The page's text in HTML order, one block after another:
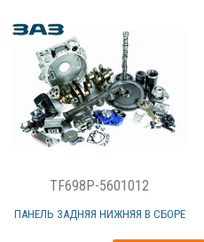
TF698P-5601012
ПАНЕЛЬ ЗАДНЯЯ НИЖНЯЯ В СБОРЕ